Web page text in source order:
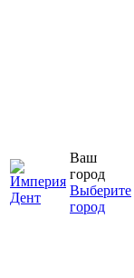
Ваш
город
Выберите
город